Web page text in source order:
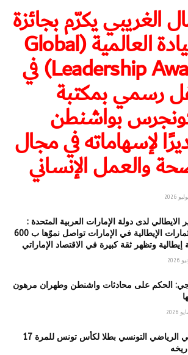
الغريبي يكرّم بجائزة
القيادة العالمية (Global
Leadership Award) في
رسمي بمكتبة
بواشنطن
لإسهاماته في مجال
والعمل الإنساني
الايطالي لدى دولة الإمارات العربية المتحدة :
الاستثمارات الإيطالية في الإمارات تواصل نموّها ب 600
وتظهر ثقة كبيرة في الاقتصاد الإماراتي
الحكم على محادثات واشنطن وطهران مرهون
الترجي الرياضي التونسي بطلا لكأس تونس للمرة 17